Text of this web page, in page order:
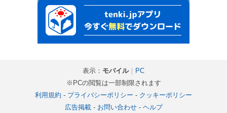
表示： モバイル｜ PC
※PCの閲覧は一部制限されます
利用規約 - プライバシーポリシー - クッキーポリシー
広告掲載- お問い合わせ- ヘルプ